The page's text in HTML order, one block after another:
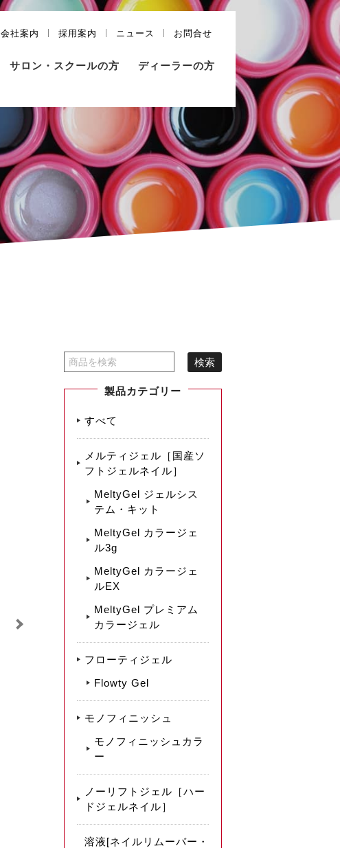
会社案内 採用案内 ニュース お問合せ
サロン・スクールの方 ディーラーの方
製品カテゴリー
すべて
メルティジェル［国産ソ
フトジェルネイル］
MeltyGel ジェルシス
テム・キット
MeltyGel カラージェ
ル3g
MeltyGel カラージェ
ルEX
MeltyGel プレミアム
カラージェル
フローティジェル
Flowty Gel
モノフィニッシュ
モノフィニッシュカラ
ー
ノーリフトジェル［ハー
ドジェルネイル］
溶液[ネイルリムーバー・